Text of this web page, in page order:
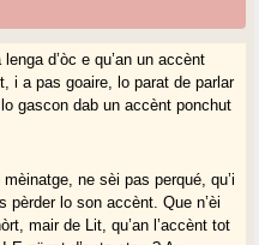
d’òc e qu’an un accènt
i a pas goaire, lo parat de parlar
gascon dab un accènt ponchut
ne sèi pas perqué, qu’i
pèrder lo son accènt. Que n’èi
mair de Lit, qu’an l’accènt tot